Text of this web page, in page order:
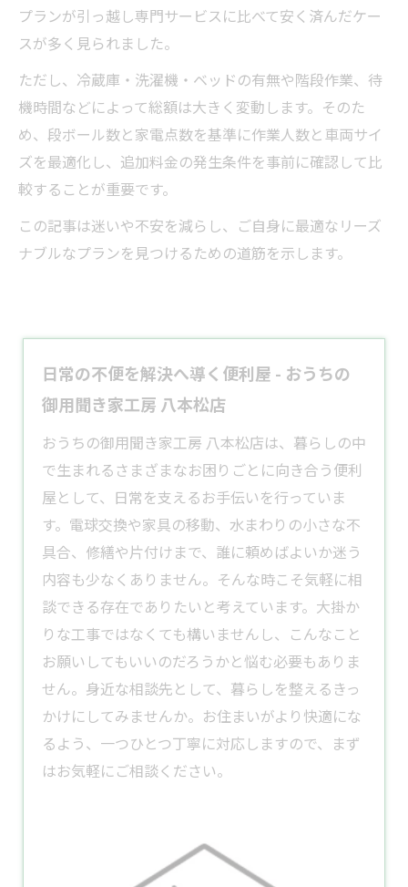
プランが引っ越し専門サービスに比べて安く済んだケー
スが多く見られました。
ただし、冷蔵庫・洗濯機・ベッドの有無や階段作業、待
機時間などによって総額は大きく変動します。そのた
め、段ボール数と家電点数を基準に作業人数と車両サイ
ズを最適化し、追加料金の発生条件を事前に確認して比
較することが重要です。
この記事は迷いや不安を減らし、ご自身に最適なリーズ
ナブルなプランを見つけるための道筋を示します。
日常の不便を解決へ導く便利屋 - おうちの
御用聞き家工房 八本松店
おうちの御用聞き家工房 八本松店は、暮らしの中
で生まれるさまざまなお困りごとに向き合う便利
屋として、日常を支えるお手伝いを行っていま
す。電球交換や家具の移動、水まわりの小さな不
具合、修繕や片付けまで、誰に頼めばよいか迷う
内容も少なくありません。そんな時こそ気軽に相
談できる存在でありたいと考えています。大掛か
りな工事ではなくても構いませんし、こんなこと
お願いしてもいいのだろうかと悩む必要もありま
せん。身近な相談先として、暮らしを整えるきっ
かけにしてみませんか。お住まいがより快適にな
るよう、一つひとつ丁寧に対応しますので、まず
はお気軽にご相談ください。